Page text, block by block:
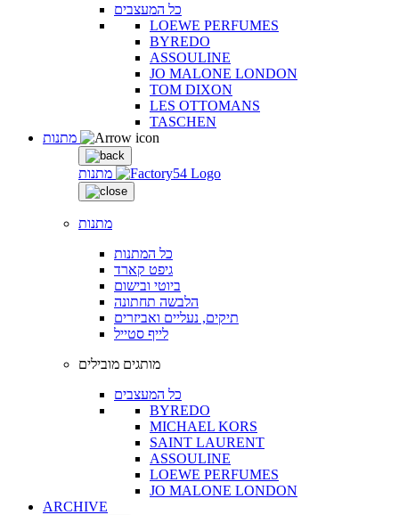
כל המעצבים
LOEWE PERFUMES
BYREDO
ASSOULINE
JO MALONE LONDON
TOM DIXON
LES OTTOMANS
TASCHEN
מתנות
מתנות
כל המתנות
גיפט קארד
ביוטי ובישום
הלבשה תחתונה
תיקים, נעליים ואביזרים
לייף סטייל
מותגים מובילים
כל המעצבים
BYREDO
MICHAEL KORS
SAINT LAURENT
ASSOULINE
LOEWE PERFUMES
JO MALONE LONDON
ARCHIVE